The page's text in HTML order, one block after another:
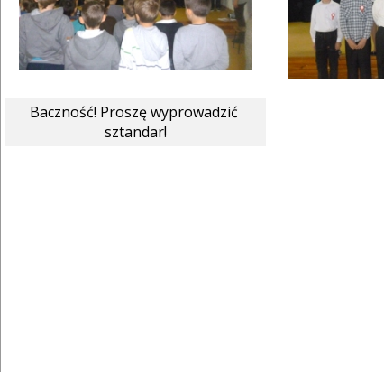
Baczność! Proszę wyprowadzić
sztandar!